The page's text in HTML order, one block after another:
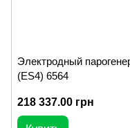
Электродный
(ES4) 6564
218 337.00 грн